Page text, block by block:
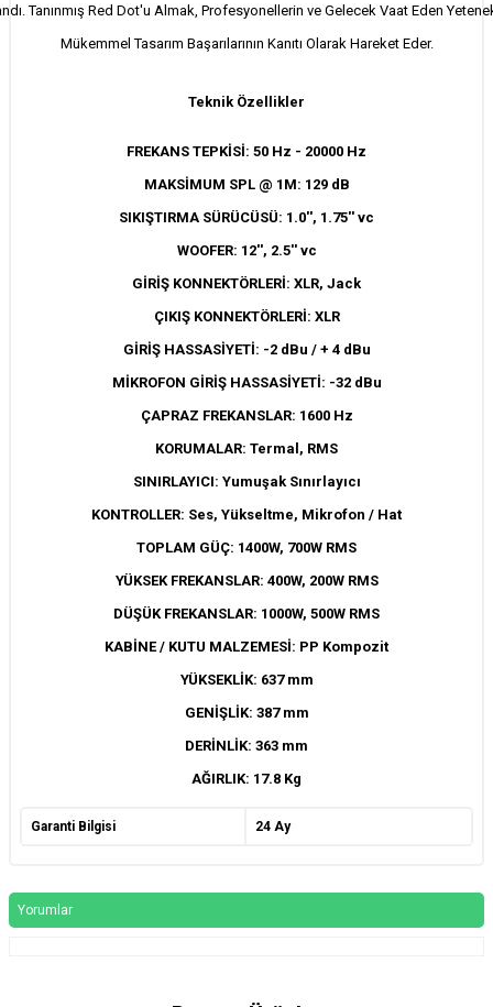
Tanınmış Red Dot'u Almak, Profesyonellerin ve Gelecek Vaat Eden
Mükemmel Tasarım Başarılarının Kanıtı Olarak Hareket Eder.
Teknik Özellikler
FREKANS TEPKİSİ: 50 Hz - 20000 Hz
MAKSİMUM SPL @ 1M: 129 dB
SIKIŞTIRMA SÜRÜCÜSÜ: 1.0'', 1.75'' vc
WOOFER: 12'', 2.5'' vc
GİRİŞ KONNEKTÖRLERİ: XLR, Jack
ÇIKIŞ KONNEKTÖRLERİ: XLR
GİRİŞ HASSASİYETİ: -2 dBu / + 4 dBu
MİKROFON GİRİŞ HASSASİYETİ: -32 dBu
ÇAPRAZ FREKANSLAR: 1600 Hz
KORUMALAR: Termal, RMS
SINIRLAYICI: Yumuşak Sınırlayıcı
KONTROLLER: Ses, Yükseltme, Mikrofon / Hat
TOPLAM GÜÇ: 1400W, 700W RMS
YÜKSEK FREKANSLAR: 400W, 200W RMS
DÜŞÜK FREKANSLAR: 1000W, 500W RMS
KABİNE / KUTU MALZEMESİ: PP Kompozit
YÜKSEKLİK: 637 mm
GENİŞLİK: 387 mm
DERİNLİK: 363 mm
AĞIRLIK: 17.8 Kg
Garanti Bilgisi 24 Ay
Yorumlar